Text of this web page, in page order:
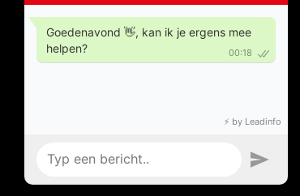
Vergelijk producten